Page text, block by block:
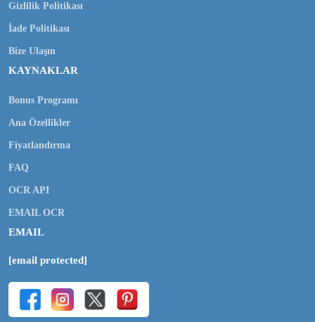
Gizlilik Politikası
İade Politikası
Bize Ulaşın
KAYNAKLAR
Bonus Programı
Ana Özellikler
Fiyatlandırma
FAQ
OCR API
EMAIL OCR
EMAIL
[email protected]